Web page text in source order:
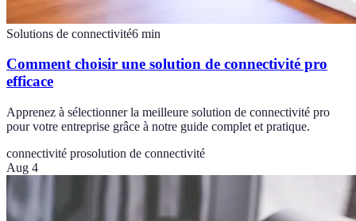
Solutions de connectivité6 min
Comment choisir une solution de connectivité pro
efficace
Apprenez à sélectionner la meilleure solution de connectivité pro
pour votre entreprise grâce à notre guide complet et pratique.
connectivité prosolution de connectivité
Aug 4